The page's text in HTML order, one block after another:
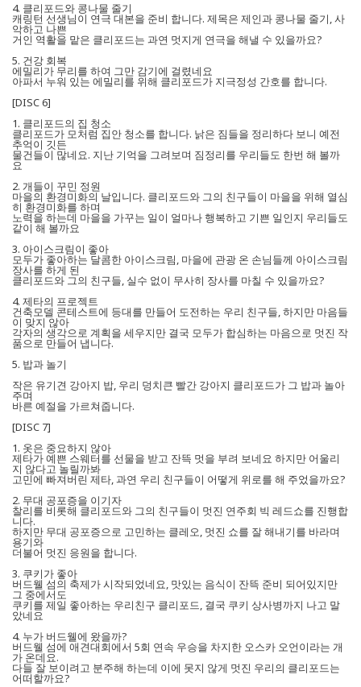
4. 클리포드와 콩나물 줄기
캐링턴 선생님이 연극 대본을 준비 합니다. 제목은 제인과 콩나물 줄기, 사
악하고 나쁜
거인 역활을 맡은 클리포드는 과연 멋지게 연극을 해낼 수 있을까요?
5. 건강 회복
에밀리가 무리를 하여 그만 감기에 걸렸네요
아파서 누워 있는 에밀리를 위해 클리포드가 지극정성 간호를 합니다.
[DISC 6]
1. 클리포드의 집 청소
클리포드가 모처럼 집안 청소를 합니다. 낡은 짐들을 정리하다 보니 예전
추억이 깃든
물건들이 많네요. 지난 기억을 그려보며 짐정리를 우리들도 한번 해 볼까
요
2. 개들이 꾸민 정원
마을의 환경미화의 날입니다. 클리포드와 그의 친구들이 마을을 위해 열심
히 환경미화를 하며
노력을 하는데 마을을 가꾸는 일이 얼마나 행복하고 기쁜 일인지 우리들도
같이 해 볼까요
3. 아이스크림이 좋아
모두가 좋아하는 달콤한 아이스크림, 마을에 관광 온 손님들께 아이스크림
장사를 하게 된
클리포드와 그의 친구들, 실수 없이 무사히 장사를 마칠 수 있을까요?
4. 제타의 프로젝트
건축모델 콘테스트에 등대를 만들어 도전하는 우리 친구들, 하지만 마음들
이 맞지 않아
각자의 생각으로 계획을 세우지만 결국 모두가 합심하는 마음으로 멋진 작
품으로 만들어 냅니다.
5. 밥과 놀기
작은 유기견 강아지 밥, 우리 덩치큰 빨간 강아지 클리포드가 그 밥과 놀아
주며
바른 예절을 가르쳐줍니다.
[DISC 7]
1. 옷은 중요하지 않아
제타가 예쁜 스웨터를 선물을 받고 잔뜩 멋을 부려 보네요 하지만 어울리
지 않다고 놀릴까봐
고민에 빠져버린 제타, 과연 우리 친구들이 어떻게 위로를 해 주었을까요?
2. 무대 공포증을 이기자
찰리를 비롯해 클리포드와 그의 친구들이 멋진 연주회 빅 레드쇼를 진행합
니다.
하지만 무대 공포증으로 고민하는 클레오, 멋진 쇼를 잘 해내기를 바라며
용기와
더불어 멋진 응원을 합니다.
3. 쿠키가 좋아
버드웰 섬의 축제가 시작되었네요, 맛있는 음식이 잔뜩 준비 되어있지만
그 중에서도
쿠키를 제일 좋아하는 우리친구 클리포드, 결국 쿠키 상사병까지 나고 말
았네요
4. 누가 버드웰에 왔을까?
버드웰 섬에 애견대회에서 5회 연속 우승을 차지한 오스카 오언이라는 개
가 온데요.
다들 잘 보이려고 분주해 하는데 이에 못지 않게 멋진 우리의 클리포드는
어떠할까요?